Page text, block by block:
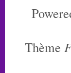
Thème